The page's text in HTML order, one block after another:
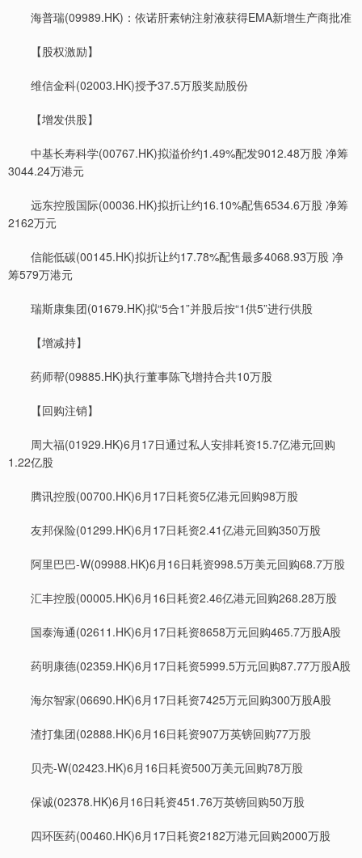
海普瑞(09989.HK)：依诺肝素钠注射液获得EMA新增生产商批准
【股权激励】
维信金科(02003.HK)授予37.5万股奖励股份
【增发供股】
中基长寿科学(00767.HK)拟溢价约1.49%配发9012.48万股 净筹
3044.24万港元
远东控股国际(00036.HK)拟折让约16.10%配售6534.6万股 净筹
2162万元
信能低碳(00145.HK)拟折让约17.78%配售最多4068.93万股 净
筹579万港元
瑞斯康集团(01679.HK)拟“5合1”并股后按“1供5”进行供股
【增减持】
药师帮(09885.HK)执行董事陈飞增持合共10万股
【回购注销】
周大福(01929.HK)6月17日通过私人安排耗资15.7亿港元回购
1.22亿股
腾讯控股(00700.HK)6月17日耗资5亿港元回购98万股
友邦保险(01299.HK)6月17日耗资2.41亿港元回购350万股
阿里巴巴-W(09988.HK)6月16日耗资998.5万美元回购68.7万股
汇丰控股(00005.HK)6月16日耗资2.46亿港元回购268.28万股
国泰海通(02611.HK)6月17日耗资8658万元回购465.7万股A股
药明康德(02359.HK)6月17日耗资5999.5万元回购87.77万股A股
海尔智家(06690.HK)6月17日耗资7425万元回购300万股A股
渣打集团(02888.HK)6月16日耗资907万英镑回购77万股
贝壳-W(02423.HK)6月16日耗资500万美元回购78万股
保诚(02378.HK)6月16日耗资451.76万英镑回购50万股
四环医药(00460.HK)6月17日耗资2182万港元回购2000万股